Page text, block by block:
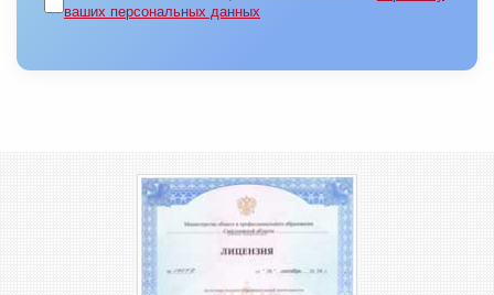
ваших персональных данных
ОТПРАВИТЬ ЗАЯВКУ